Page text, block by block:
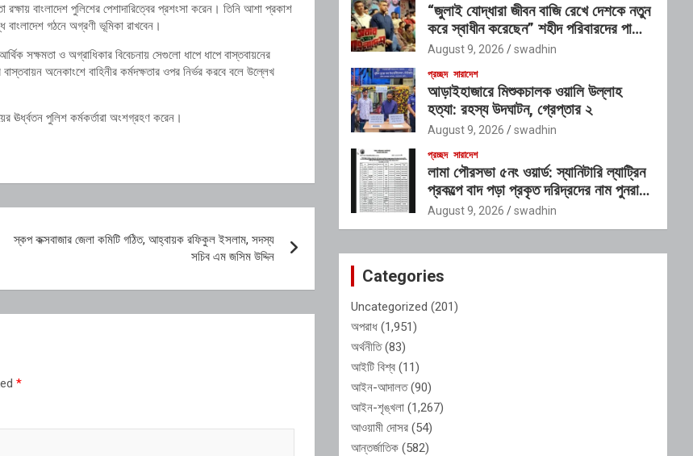
রক্ষায় বাংলাদেশ পুলিশের পেশাদারিত্বের প্রশংসা করেন। তিনি আশা প্রকাশ
গঠনে অগ্রণী ভূমিকা রাখবেন।
সক্ষমতা ও অগ্রাধিকার বিবেচনায় সেগুলো ধাপে ধাপে বাস্তবায়নের
অনেকাংশে বাহিনীর কর্মদক্ষতার ওপর নির্ভর করবে বলে উল্লেখ
ঊর্ধ্বতন পুলিশ কর্মকর্তারা অংশগ্রহণ করেন।
স্কপ কক্সবাজার জেলা কমিটি গঠিত, আহ্বায়ক রফিকুল ইসলাম, সদস্য
সচিব এম জসিম উদ্দিন
*
“জুলাই যোদ্ধারা জীবন বাজি রেখে দেশকে নতুন
করে স্বাধীন করেছেন” শহীদ পরিবারদের পাশে
থাকার অঙ্গীকার গণপূর্তমন্ত্রীর
August 9, 2026 swadhin
প্রচ্ছদ সারাদেশ
আড়াইহাজারে মিশুকচালক ওয়ালি উল্লাহ
হত্যা: রহস্য উদঘাটন, গ্রেপ্তার ২
August 9, 2026 swadhin
প্রচ্ছদ সারাদেশ
লামা পৌরসভা ৫নং ওয়ার্ড: স্যানিটারি ল্যাট্রিন
প্রকল্পে বাদ পড়া প্রকৃত দরিদ্রদের নাম পুনরায়
তালিকাভুক্ত করার আহ্বান
August 9, 2026 swadhin
Categories
Uncategorized (201)
অপরাধ (1,951)
অর্থনীতি(83)
আইটি বিশ্ব (11)
আইন-আদালত(90)
আইন-শৃঙ্খলা (1,267)
আওয়ামী দোসর (54)
আন্তর্জাতিক (582)